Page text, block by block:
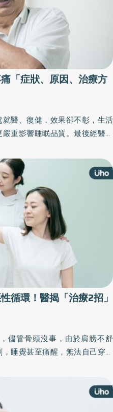
「症狀、原因、治療方
醫、復健，效果卻不彰，生活
重影響睡眠品質。最後經醫師
，接受反式人工肩關節置換手
的手臂便可抬舉，除了疼痛大幅
循環！醫揭「治療2招」
儘管骨頭沒事，由於肩膀不舒
睡覺甚至痛醒，無法自己穿脫
區復健科醫師馮仕豪在理學檢
士為肩膀的沾粘性關節囊炎，即